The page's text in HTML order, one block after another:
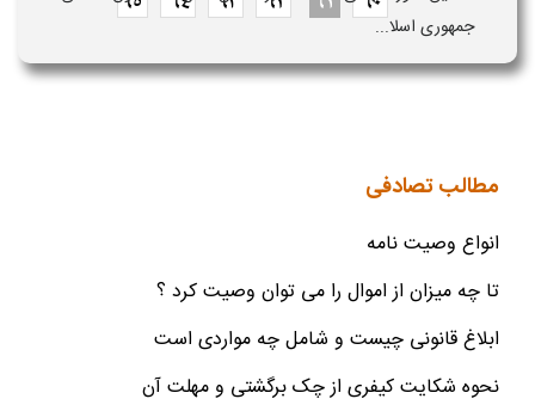
جمهوری اسلا...
مطالب تصادفی
انواع وصیت نامه
تا چه میزان از اموال را می توان وصیت کرد ؟
ابلاغ قانونی چیست و شامل چه مواردی است
نحوه شکایت کیفری از چک برگشتی و مهلت آن